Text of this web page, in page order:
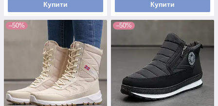
Купити Купити
–50% –50%